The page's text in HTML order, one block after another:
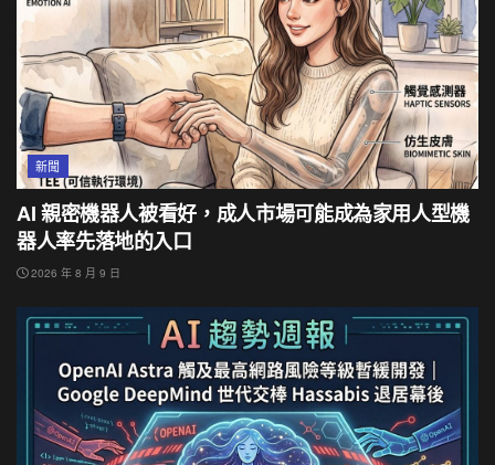
新聞
AI 親密機器人被看好，成人市場可能成為家用人型機
器人率先落地的入口
2026 年 8 月 9 日